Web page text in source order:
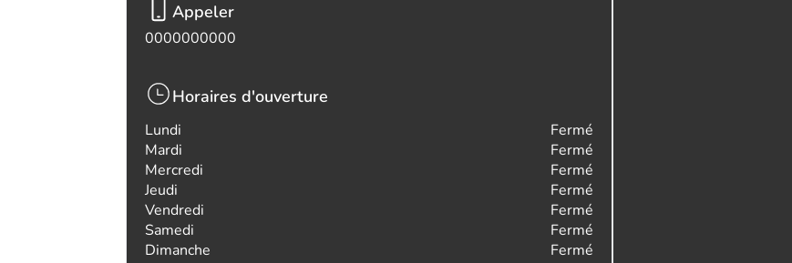
Appeler
0000000000
Horaires d'ouverture
Lundi
Fermé
Mardi
Fermé
Mercredi
Fermé
Jeudi
Fermé
Vendredi
Fermé
Samedi
Fermé
Dimanche
Fermé